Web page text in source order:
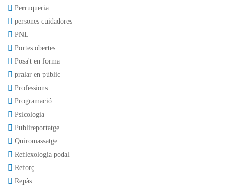
Perruqueria
persones cuidadores
PNL
Portes obertes
Posa't en forma
pralar en públic
Professions
Programació
Psicologia
Publireportatge
Quiromassatge
Reflexologia podal
Reforç
Repàs